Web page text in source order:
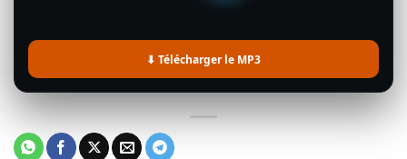
⬇ Télécharger le MP3